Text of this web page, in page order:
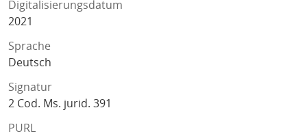
Digitalisierungsdatum
2021
Sprache
Deutsch
Signatur
2 Cod. Ms. jurid. 391
PURL